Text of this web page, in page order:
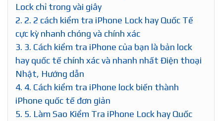
Lock chỉ trong vài giây
2. 2. 2 cách kiểm tra iPhone Lock hay Quốc Tế
cực kỳ nhanh chóng và chính xác
3. 3. Cách kiểm tra iPhone của bạn là bản lock
hay quốc tế chính xác và nhanh nhất Điện thoại
Nhật, Hướng dẫn
4. 4. Cách kiểm tra iPhone lock biến thành
iPhone quốc tế đơn giản
5. 5. Làm Sao Kiểm Tra iPhone Lock hay Quốc